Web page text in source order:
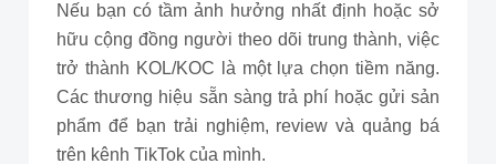
Nếu bạn có tầm ảnh hưởng nhất định hoặc sở
hữu cộng đồng người theo dõi trung thành, việc
trở thành KOL/KOC là một lựa chọn tiềm năng.
Các thương hiệu sẵn sàng trả phí hoặc gửi sản
phẩm để bạn trải nghiệm, review và quảng bá
trên kênh TikTok của mình.